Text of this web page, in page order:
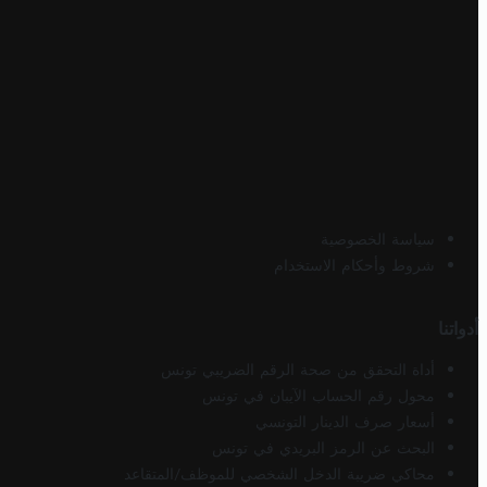
سياسة الخصوصية
شروط وأحكام الاستخدام
أدواتنا
أداة التحقق من صحة الرقم الضريبي تونس
محول رقم الحساب الآيبان في تونس
أسعار صرف الدينار التونسي
البحث عن الرمز البريدي في تونس
محاكي ضريبة الدخل الشخصي للموظف/المتقاعد